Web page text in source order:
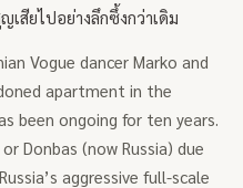
สียไปอย่างลึกซึ้งกว่าเดิม
Vogue dancer Marko and
apartment in the
been ongoing for ten years.
Donbas (now Russia) due
aggressive full-scale